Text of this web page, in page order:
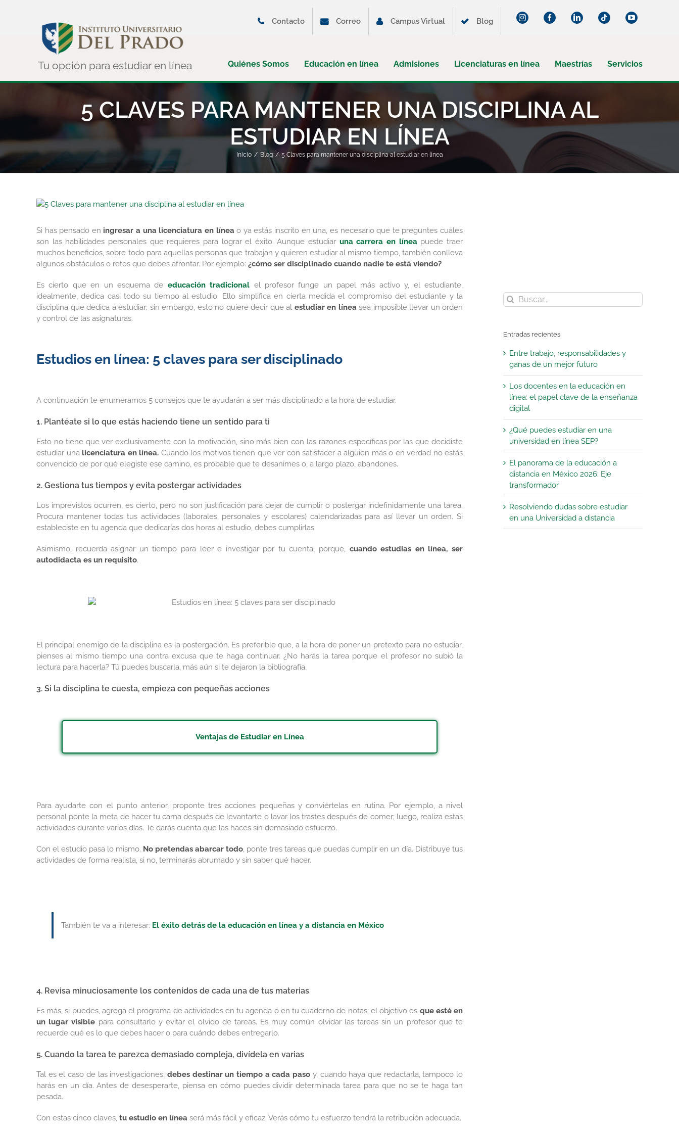
Contacto Correo Campus Virtual Blog Instagram FacebookLinkedIn Tiktok YouTube
Quiénes Somos Educación en línea Admisiones Licenciaturas en línea Maestrías Servicios
5 CLAVES PARA MANTENER UNA DISCIPLINA AL
ESTUDIAR EN LÍNEA
Inicio Blog 5 Claves para mantener una disciplina al estudiar en línea
Ver
más
grande
Si has pensado en ingresar a una licenciatura en líneao ya estás inscrito en una, es necesario que te preguntes cuáles
son las habilidades personales que requieres para lograr el éxito. Aunque estudiar una carrera en línea puede traer
muchos beneficios, sobre todo para aquellas personas que trabajan y quieren estudiar al mismo tiempo, también conlleva
algunos obstáculos o retos que debes afrontar. Por ejemplo: ¿cómo ser disciplinado cuando nadie te está viendo?
Es cierto que en un esquema de educación tradicional el profesor funge un papel más activo y, el estudiante,
idealmente, dedica casi todo su tiempo al estudio. Ello simplifica en cierta medida el compromiso del estudiante y la
disciplina que dedica a estudiar; sin embargo, esto no quiere decir que al estudiar en línea sea imposible llevar un orden
y control de las asignaturas.
Estudios en línea: 5 claves para ser disciplinado
A continuación te enumeramos 5 consejos que te ayudarán a ser más disciplinado a la hora de estudiar.
1. Plantéate si lo que estás haciendo tiene un sentido para ti
Esto no tiene que ver exclusivamente con la motivación, sino más bien con las razones específicas por las que decidiste
estudiar una licenciatura en línea. Cuando los motivos tienen que ver con satisfacer a alguien más o en verdad no estás
convencido de por qué elegiste ese camino, es probable que te desanimes o, a largo plazo, abandones.
2. Gestiona tus tiempos y evita postergar actividades
Los imprevistos ocurren, es cierto, pero no son justificación para dejar de cumplir o postergar indefinidamente una tarea.
Procura mantener todas tus actividades (laborales, personales y escolares) calendarizadas para así llevar un orden. Si
estableciste en tu agenda que dedicarías dos horas al estudio, debes cumplirlas.
Asimismo, recuerda asignar un tiempo para leer e investigar por tu cuenta, porque, cuando estudias en línea, ser
autodidacta es un requisito.
El principal enemigo de la disciplina es la postergación. Es preferible que, a la hora de poner un pretexto para no estudiar,
pienses al mismo tiempo una contra excusa que te haga continuar. ¿No harás la tarea porque el profesor no subió la
lectura para hacerla? Tú puedes buscarla, más aún si te dejaron la bibliografía.
3. Si la disciplina te cuesta, empieza con pequeñas acciones
Ventajas de Estudiar en Línea
Para ayudarte con el punto anterior, proponte tres acciones pequeñas y conviértelas en rutina. Por ejemplo, a nivel
personal ponte la meta de hacer tu cama después de levantarte o lavar los trastes después de comer; luego, realiza estas
actividades durante varios días. Te darás cuenta que las haces sin demasiado esfuerzo.
Con el estudio pasa lo mismo. No pretendas abarcar todo, ponte tres tareas que puedas cumplir en un día. Distribuye tus
actividades de forma realista, si no, terminarás abrumado y sin saber qué hacer.
También te va a interesar: El éxito detrás de la educación en línea y a distancia en México
4. Revisa minuciosamente los contenidos de cada una de tus materias
Es más, si puedes, agrega el programa de actividades en tu agenda o en tu cuaderno de notas; el objetivo es que esté en
un lugar visible para consultarlo y evitar el olvido de tareas. Es muy común olvidar las tareas sin un profesor que te
recuerde qué es lo que debes hacer o para cuándo debes entregarlo.
5. Cuando la tarea te parezca demasiado compleja, divídela en varias
Tal es el caso de las investigaciones: debes destinar un tiempo a cada paso y, cuando haya que redactarla, tampoco lo
harás en un día. Antes de desesperarte, piensa en cómo puedes dividir determinada tarea para que no se te haga tan
pesada.
Con estas cinco claves, tu estudio en línea será más fácil y eficaz. Verás cómo tu esfuerzo tendrá la retribución adecuada.
Buscar:
Entradas recientes
Entre trabajo, responsabilidades y
ganas de un mejor futuro
Los docentes en la educación en
línea: el papel clave de la enseñanza
digital
¿Qué puedes estudiar en una
universidad en línea SEP?
El panorama de la educación a
distancia en México 2026: Eje
transformador
Resolviendo dudas sobre estudiar
en una Universidad a distancia